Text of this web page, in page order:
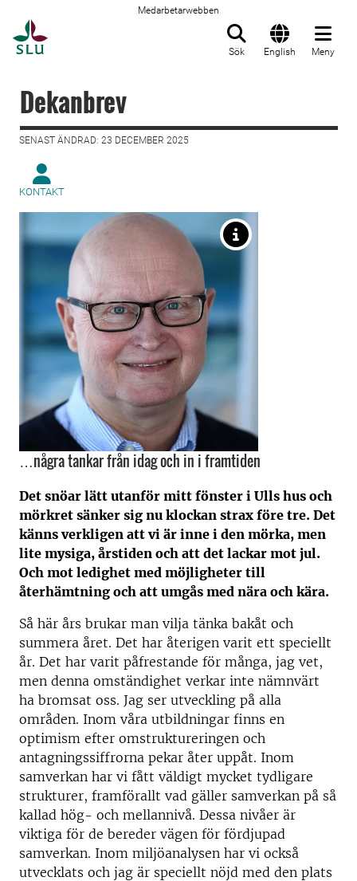
Medarbetarwebben
Sök English Meny
Dekanbrev
SENAST ÄNDRAD: 23 DECEMBER 2025
KONTAKT
…några tankar från idag och in i framtiden
Det snöar lätt utanför mitt fönster i Ulls hus och
mörkret sänker sig nu klockan strax före tre. Det
känns verkligen att vi är inne i den mörka, men
lite mysiga, årstiden och att det lackar mot jul.
Och mot ledighet med möjligheter till
återhämtning och att umgås med nära och kära.
Så här års brukar man vilja tänka bakåt och
summera året. Det har återigen varit ett speciellt
år. Det har varit påfrestande för många, jag vet,
men denna omständighet verkar inte nämnvärt
ha bromsat oss. Jag ser utveckling på alla
områden. Inom våra utbildningar finns en
optimism efter omstruktureringen och
antagningssiffrorna pekar åter uppåt. Inom
samverkan har vi fått väldigt mycket tydligare
strukturer, framförallt vad gäller samverkan på så
kallad hög- och mellannivå. Dessa nivåer är
viktiga för de bereder vägen för fördjupad
samverkan. Inom miljöanalysen har vi också
utvecklats och jag är speciellt nöjd med den plats